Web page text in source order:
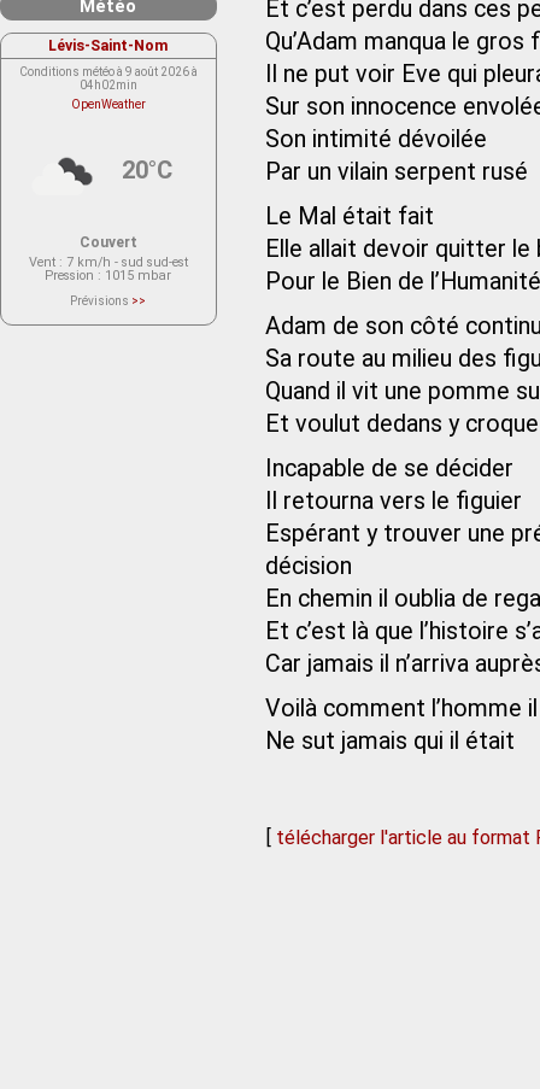
Et c’est perdu dans ces
Qu’Adam manqua le gros
Il ne put voir Eve qui
Sur son innocence
Son intimité dévoilée
Par un vilain serpent rusé
Le Mal était fait
Elle allait devoir quitter le
Pour le Bien de l’Humanité
Adam de son côté
Sa route au milieu des
Quand il vit une pomme
Et voulut dedans y
Incapable de se décider
Il retourna vers le figuier
Espérant y trouver une
décision
En chemin il oublia de
Et c’est là que l’histoire
Car jamais il n’arriva
Voilà comment l’homme
Ne sut jamais qui il était
[ télécharger l'article au format
Météo
Lévis-Saint-Nom
Conditions météo à 9 août 2026 à
04h02min
OpenWeather
20°C
Couvert
Vent : 7 km/h - sud sud-est
Pression : 1015 mbar
Prévisions >>
actuellement aucune prévision